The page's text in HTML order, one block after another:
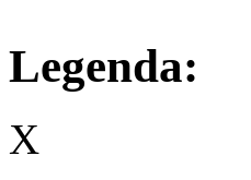
Legenda:
X